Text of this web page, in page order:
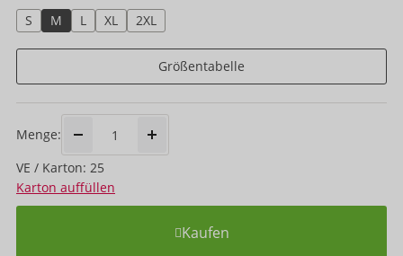
S
M L XL 2XL
Größentabelle
Menge:
VE / Karton: 25
Karton auffüllen
Kaufen